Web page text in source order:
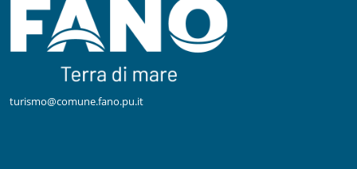
turismo@comune.fano.pu.it